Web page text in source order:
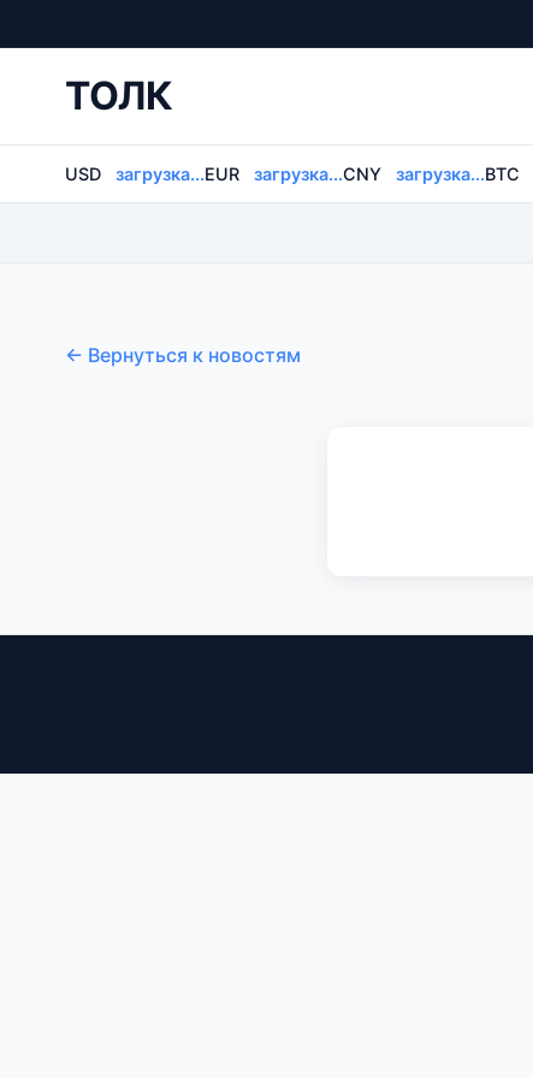
ТОЛК
USD загрузка...EUR загрузка...CNY загрузка...BTC
← Вернуться к новостям